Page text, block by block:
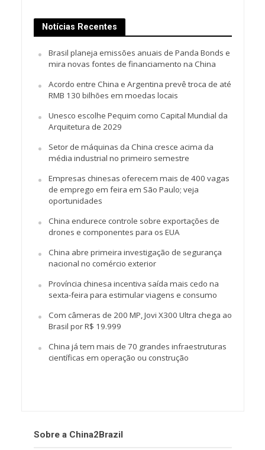
Notícias Recentes
Brasil planeja emissões anuais de Panda Bonds e
mira novas fontes de financiamento na China
Acordo entre China e Argentina prevê troca de até
RMB 130 bilhões em moedas locais
Unesco escolhe Pequim como Capital Mundial da
Arquitetura de 2029
Setor de máquinas da China cresce acima da
média industrial no primeiro semestre
Empresas chinesas oferecem mais de 400 vagas
de emprego em feira em São Paulo; veja
oportunidades
China endurece controle sobre exportações de
drones e componentes para os EUA
China abre primeira investigação de segurança
nacional no comércio exterior
Província chinesa incentiva saída mais cedo na
sexta-feira para estimular viagens e consumo
Com câmeras de 200 MP, Jovi X300 Ultra chega ao
Brasil por R$ 19.999
China já tem mais de 70 grandes infraestruturas
científicas em operação ou construção
Sobre a China2Brazil